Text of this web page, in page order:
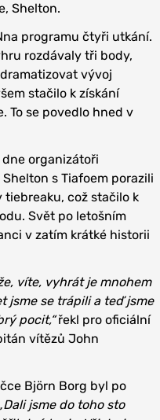
Shelton.
programu čtyři utkání.
rozdávaly tři body,
vývoj
stačilo k získání
To se povedlo hned v
organizátoři
s Tiafoem porazili
tiebreaku, což stačilo k
Svět po letošním
v zatím krátké historii
víte, vyhrát je mnohem
jsme se trápili a teď jsme
pocit,“řekl pro oficiální
vítězů John
Björn Borg byl po
jsme do toho sto